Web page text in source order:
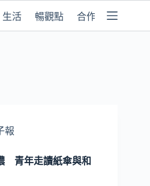
生活 暢觀點 合作媒體
報
青年走讀紙傘與和